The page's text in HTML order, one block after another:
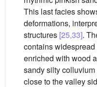
This last facies
deformations,
structures [25,33].
contains
enriched with wood
sandy silty
close to the valley